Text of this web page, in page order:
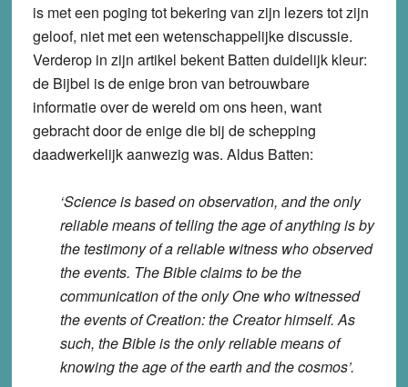
is met een poging tot bekering van zijn lezers tot zijn
geloof, niet met een wetenschappelijke discussie.
Verderop in zijn artikel bekent Batten duidelijk kleur:
de Bijbel is de enige bron van betrouwbare
informatie over de wereld om ons heen, want
gebracht door de enige die bij de schepping
daadwerkelijk aanwezig was. Aldus Batten:
‘Science is based on observation, and the only
reliable means of telling the age of anything is by
the testimony of a reliable witness who observed
the events. The Bible claims to be the
communication of the only One who witnessed
the events of Creation: the Creator himself. As
such, the Bible is the only reliable means of
knowing the age of the earth and the cosmos’.